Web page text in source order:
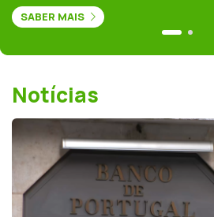
SABER MAIS
Notícias